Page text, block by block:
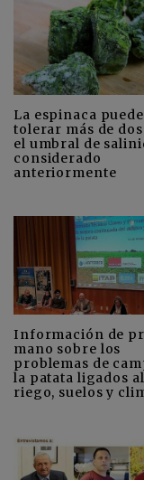
La espinaca puede
tolerar más de dos
el umbral de
considerado
anteriormente
Información de
mano sobre los
problemas de
la patata ligados al
riego, suelos y